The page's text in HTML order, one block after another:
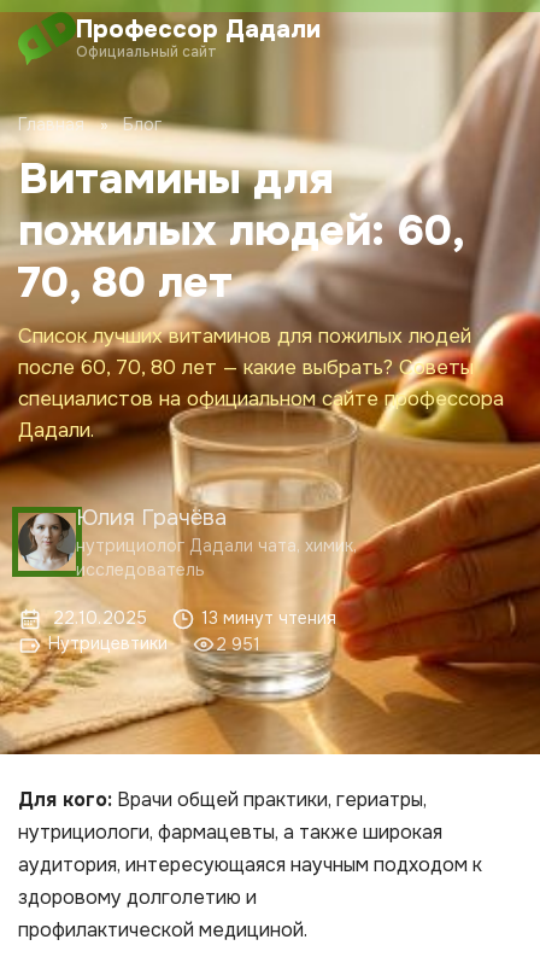
Профессор Дадали
Официальный сайт
О проекте
Обучение
Дадали Чат
Блог
Новости
Перейти
содержимому
Главная Блог
Витамины для
пожилых людей: 60,
70, 80 лет
Список лучших витаминов для пожилых людей
после 60, 70, 80 лет — какие выбрать? Советы
специалистов на официальном сайте профессора
Дадали.
Юлия Грачёва
нутрициолог Дадали чата, химик,
исследователь
22.10.2025
13 минут чтения
Нутрицевтики
2 951
Для кого: Врачи общей практики, гериатры,
нутрициологи, фармацевты, а также широкая
аудитория, интересующаяся научным подходом к
здоровому долголетию и
профилактической медициной.